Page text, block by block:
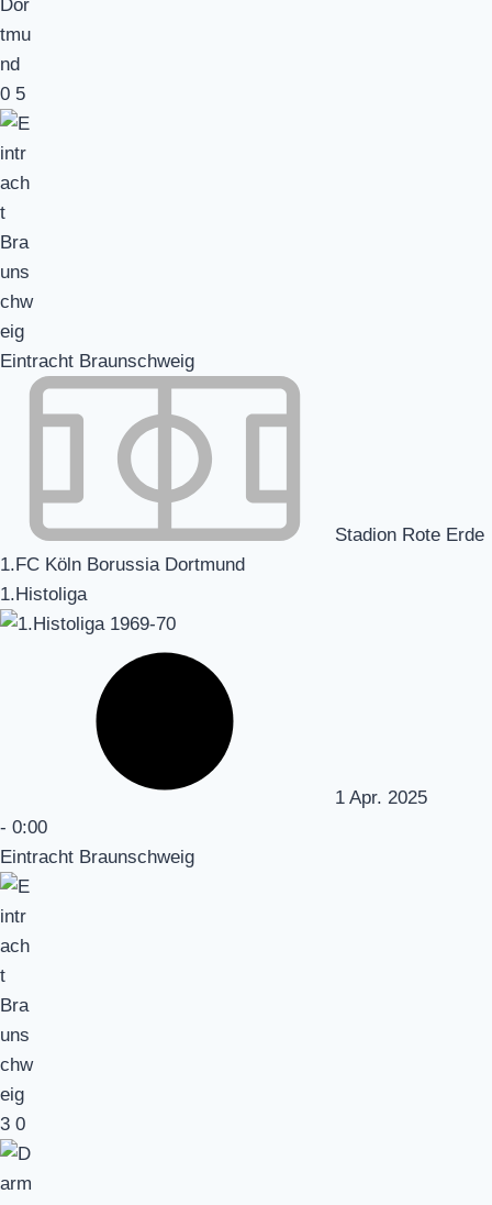
0 5
Eintracht Braunschweig
Stadion Rote Erde
1.FC Köln Borussia Dortmund
1.Histoliga
1 Apr. 2025
- 0:00
Eintracht Braunschweig
3 0